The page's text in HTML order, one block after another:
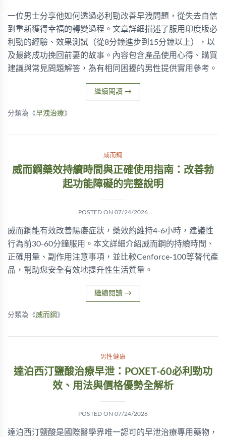
一位男士分享他如何透過必利勁改善早洩問題，從失去自信
到重新獲得幸福的轉變過程。文章詳細描述了服用印度版必
利勁的經驗、效果測試（從8分鐘進步到15分鐘以上），以
及最終成功挽回前妻的故事。內容包含產品使用心得、購買
建議與常見問題解答，為有相同困擾的男性提供實用參考。
繼續閱讀 →
分類為《早洩治療》
威而鋼
威而鋼藥效持續時間與正確使用指南：改善勃
起功能障礙的完整說明
POSTED ON 07/24/2026
威而鋼能有效改善陽痿症狀，藥效約維持4-6小時，建議性
行為前30-60分鐘服用。本文詳細介紹威而鋼的持續時間、
正確用量、副作用注意事項，並比較Cenforce-100等替代產
品，幫助您安全有效地提升性生活質量。
繼續閱讀 →
分類為《威而鋼 》
男性健康
達泊西汀鹽酸治療早泄：POXET-60必利勁功
效、用法與價格優勢全解析
POSTED ON 07/24/2026
達泊西汀鹽酸是國際醫學界唯一認可的早泄治療專用藥物，